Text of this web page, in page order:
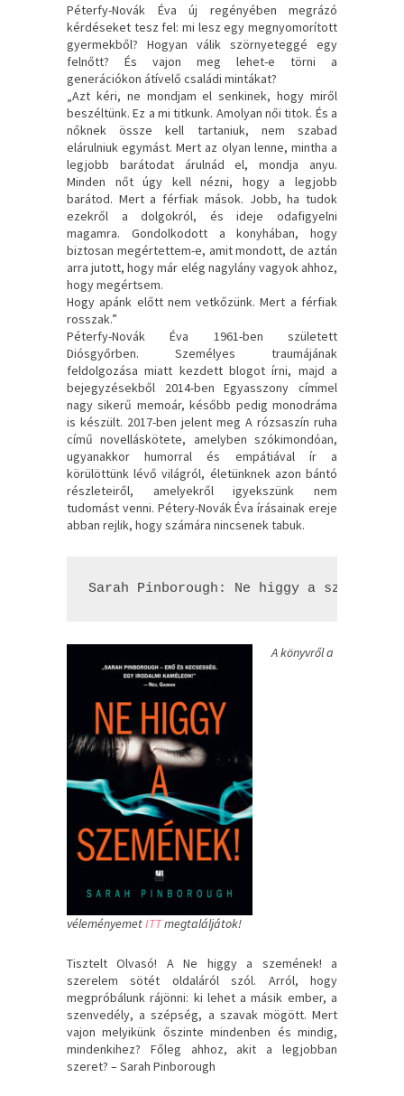
Péterfy-Novák Éva új regényében megrázó
kérdéseket tesz fel: mi lesz egy megnyomorított
gyermekből? Hogyan válik szörnyeteggé egy
felnőtt? És vajon meg lehet-e törni a
generációkon átívelő családi mintákat?
„Azt kéri, ne mondjam el senkinek, hogy miről
beszéltünk. Ez a mi titkunk. Amolyan női titok. És a
nőknek össze kell tartaniuk, nem szabad
elárulniuk egymást. Mert az olyan lenne, mintha a
legjobb barátodat árulnád el, mondja anyu.
Minden nőt úgy kell nézni, hogy a legjobb
barátod. Mert a férfiak mások. Jobb, ha tudok
ezekről a dolgokról, és ideje odafigyelni
magamra. Gondolkodott a konyhában, hogy
biztosan megértettem-e, amit mondott, de aztán
arra jutott, hogy már elég nagylány vagyok ahhoz,
hogy megértsem.
Hogy apánk előtt nem vetkőzünk. Mert a férfiak
rosszak.”
Péterfy-Novák Éva 1961-ben született
Diósgyőrben. Személyes traumájának
feldolgozása miatt kezdett blogot írni, majd a
bejegyzésekből 2014-ben Egyasszony címmel
nagy sikerű memoár, később pedig monodráma
is készült. 2017-ben jelent meg A rózsaszín ruha
című novelláskötete, amelyben szókimondóan,
ugyanakkor humorral és empátiával ír a
körülöttünk lévő világról, életünknek azon bántó
részleteiről, amelyekről igyekszünk nem
tudomást venni. Pétery-Novák Éva írásainak ereje
abban rejlik, hogy számára nincsenek tabuk.
Sarah Pinborough: Ne ​higgy a szemének!
A könyvről a
véleményemetITTmegtaláljátok!
Tisztelt ​Olvasó! A Ne higgy a szemének! a
szerelem sötét oldaláról szól. Arról, hogy
megpróbálunk rájönni: ki lehet a másik ember, a
szenvedély, a szépség, a szavak mögött. Mert
vajon melyikünk őszinte mindenben és mindig,
mindenkihez? Főleg ahhoz, akit a legjobban
szeret? – Sarah Pinborough